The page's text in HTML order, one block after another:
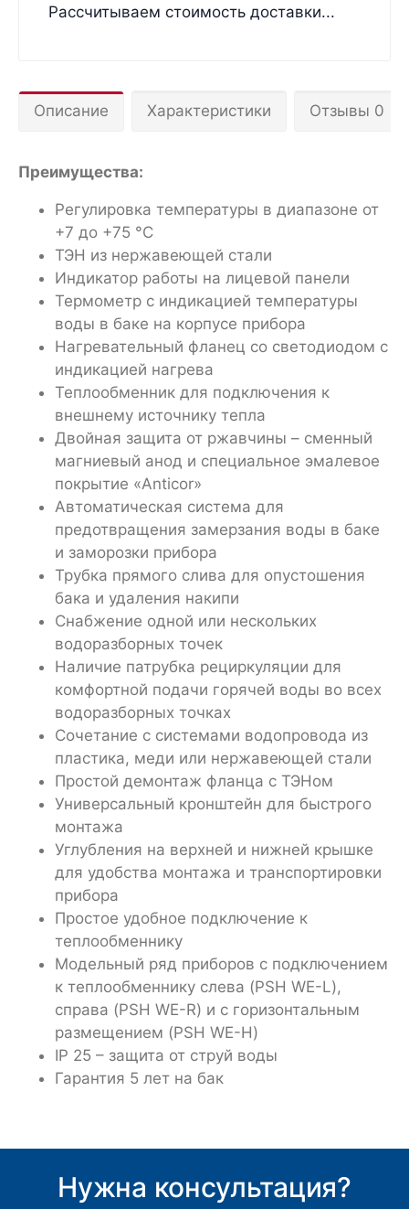
Рассчитываем стоимость доставки...
Описание Характеристики Отзывы 0
Преимущества:
Регулировка температуры в диапазоне от
+7 до +75 °С
ТЭН из нержавеющей стали
Индикатор работы на лицевой панели
Термометр с индикацией температуры
воды в баке на корпусе прибора
Нагревательный фланец со светодиодом с
индикацией нагрева
Теплообменник для подключения к
внешнему источнику тепла
Двойная защита от ржавчины – сменный
магниевый анод и специальное эмалевое
покрытие «Anticor»
Автоматическая система для
предотвращения замерзания воды в баке
и заморозки прибора
Трубка прямого слива для опустошения
бака и удаления накипи
Снабжение одной или нескольких
водоразборных точек
Наличие патрубка рециркуляции для
комфортной подачи горячей воды во всех
водоразборных точках
Сочетание с системами водопровода из
пластика, меди или нержавеющей стали
Простой демонтаж фланца с ТЭНом
Универсальный кронштейн для быстрого
монтажа
Углубления на верхней и нижней крышке
для удобства монтажа и транспортировки
прибора
Простое удобное подключение к
теплообменнику
Модельный ряд приборов с подключением
к теплообменнику слева (PSH WE-L),
справа (PSH WE-R) и с горизонтальным
размещением (PSH WE-H)
IP 25 – защита от струй воды
Гарантия 5 лет на бак
Нужна консультация?